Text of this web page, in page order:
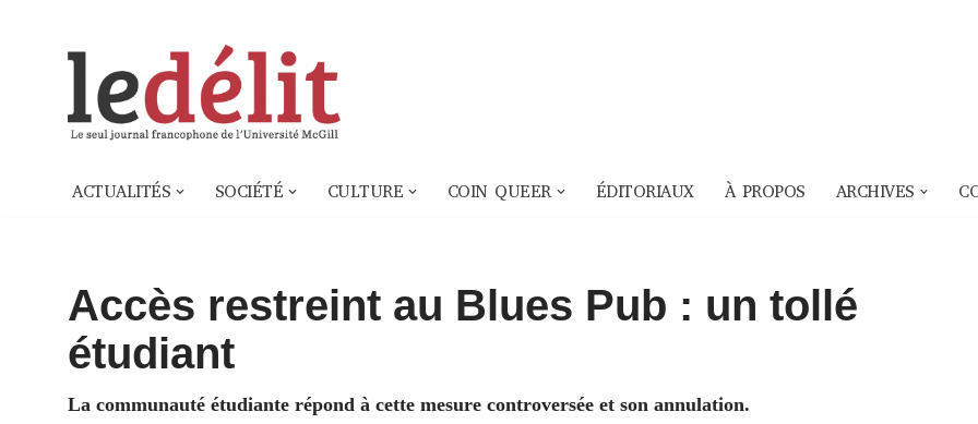
ACTUALITÉS SOCIÉTÉ CULTURE COIN QUEER ÉDITORIAUX À PROPOS ARCHIVES
Accès restreint au Blues Pub : un tollé
étudiant
La communauté étudiante répond à cette mesure controversée et son annulation.